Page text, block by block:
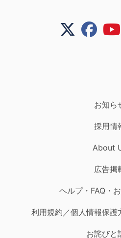
お知ら
採用情
About
広告掲
ヘルプ・FAQ・
利用規約／個人情報保護
お詫びと